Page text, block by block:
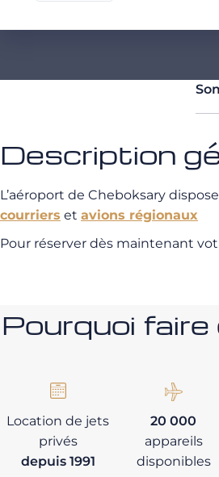
Description
L’aéroport de Cheboksary
courriers et avions régionaux
Pour réserver dès maintenant
Pourquoi
Location de jets
privés
depuis 1991
20 000
appareils
disponibles